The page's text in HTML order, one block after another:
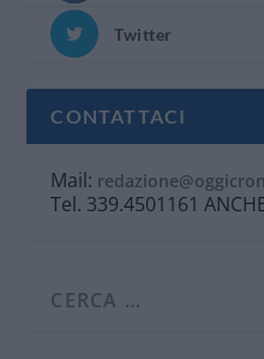
Twitter
CONTATTACI
Mail:
Tel. 339.4501161